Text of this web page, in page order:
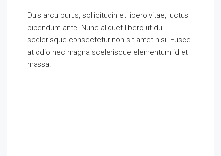
Duis arcu purus, sollicitudin et libero vitae, luctus
bibendum ante. Nunc aliquet libero ut dui
scelerisque consectetur non sit amet nisi. Fusce
at odio nec magna scelerisque elementum id et
massa.